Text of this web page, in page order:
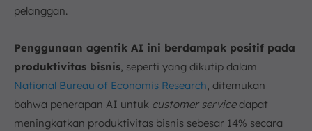
pelanggan.
Penggunaan agentik AI ini berdampak positif pada
produktivitas bisnis, seperti yang dikutip dalam
National Bureau of Economis Research, ditemukan
bahwa penerapan AI untuk customer servicedapat
meningkatkan produktivitas bisnis sebesar 14% secara